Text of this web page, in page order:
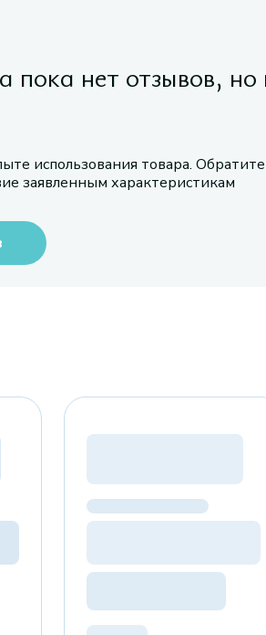
пока нет отзывов,
использования товара.
заявленным характеристикам